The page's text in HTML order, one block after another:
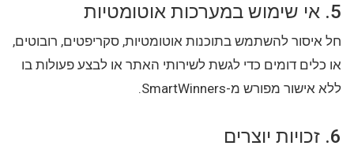
5. אי שימוש במערכות אוטומטיות
חל איסור להשתמש בתוכנות אוטומטיות, סקריפטים, רובוטים,
או כלים דומים כדי לגשת לשירותי האתר או לבצע פעולות בו
ללא אישור מפורש מ-SmartWinners.
6. זכויות יוצרים